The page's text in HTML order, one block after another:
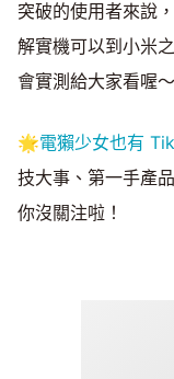
突破的使用者來說
解實機可以到小米
會實測給大家看喔～
🌟電獺少女也有
技大事、第一手產
你沒關注啦！